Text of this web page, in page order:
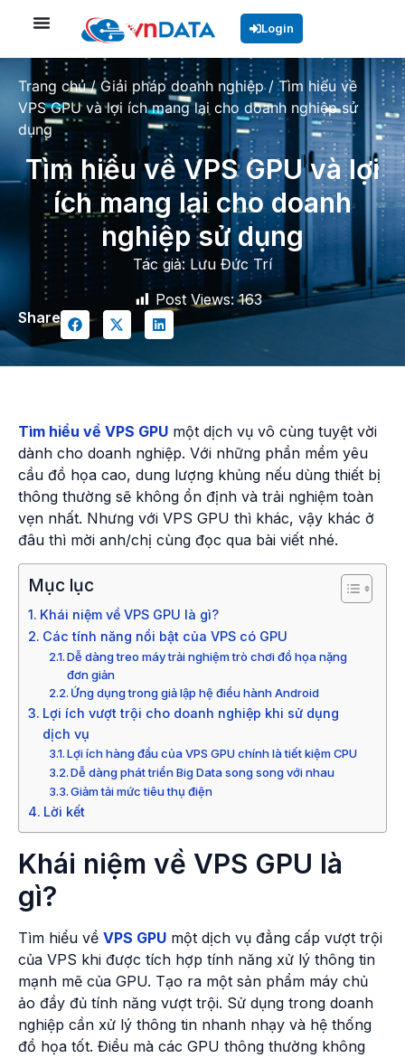
Login
Trang chủ/ Giải pháp doanh nghiệp/Tìm hiểu về
VPS GPU và lợi ích mang lại cho doanh nghiệp sử
dụng
Tìm hiểu về VPS GPU và lợi
ích mang lại cho doanh
nghiệp sử dụng
Tác giả: Lưu Đức Trí
Post Views: 163
Share
Tìm hiểu về VPS GPU một dịch vụ vô cùng tuyệt vời
dành cho doanh nghiệp. Với những phần mềm yêu
cầu đồ họa cao, dung lượng khủng nếu dùng thiết bị
thông thường sẽ không ổn định và trải nghiệm toàn
vẹn nhất. Nhưng với VPS GPU thì khác, vậy khác ở
đâu thì mời anh/chị cùng đọc qua bài viết nhé.
Mục lục
Khái niệm về VPS GPU là gì?
Các tính năng nổi bật của VPS có GPU
Dễ dàng treo máy trải nghiệm trò chơi đồ họa nặng
đơn giản
Ứng dụng trong giả lập hệ điều hành Android
Lợi ích vượt trội cho doanh nghiệp khi sử dụng
dịch vụ
Lợi ích hàng đầu của VPS GPU chính là tiết kiệm CPU
Dễ dàng phát triển Big Data song song với nhau
Giảm tải mức tiêu thụ điện
Lời kết
Khái niệm về VPS GPU là
gì?
Tìm hiểu về VPS GPU một dịch vụ đẳng cấp vượt trội
của VPS khi được tích hợp tính năng xử lý thông tin
mạnh mẽ của GPU. Tạo ra một sản phẩm máy chủ
ảo đầy đủ tính năng vượt trội. Sử dụng trong doanh
nghiệp cần xử lý thông tin nhanh nhạy và hệ thống
đồ họa tốt. Điều mà các GPU thông thường không